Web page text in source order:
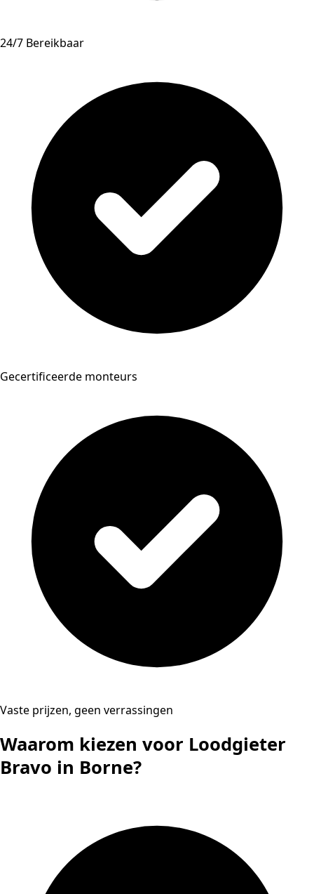
24/7 Bereikbaar
Gecertificeerde monteurs
Vaste prijzen, geen verrassingen
Waarom kiezen voor Loodgieter
Bravo in Borne?